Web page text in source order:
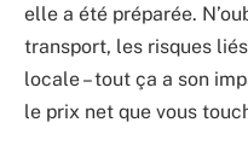
elle a été préparée.
transport, les risques
locale – tout ça a son
le prix net que vous